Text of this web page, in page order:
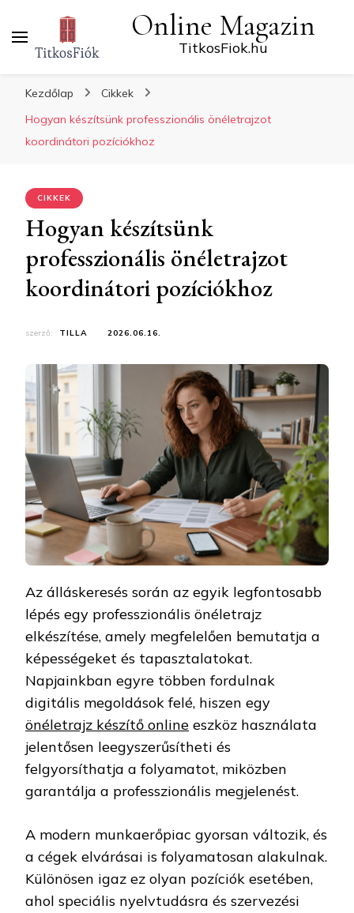
Online Magazin
TitkosFiok.hu
Kezdőlap
Cikkek
Hogyan készítsünk professzionális önéletrajzot
koordinátori pozíciókhoz
CIKKEK
Hogyan készítsünk
professzionális önéletrajzot
koordinátori pozíciókhoz
szerző: TILLA 2026.06.16.
Az álláskeresés során az egyik legfontosabb
lépés egy professzionális önéletrajz
elkészítése, amely megfelelően bemutatja a
képességeket és tapasztalatokat.
Napjainkban egyre többen fordulnak
digitális megoldások felé, hiszen egy
önéletrajz készítő online eszköz használata
jelentősen leegyszerűsítheti és
felgyorsíthatja a folyamatot, miközben
garantálja a professzionális megjelenést.
A modern munkaerőpiac gyorsan változik, és
a cégek elvárásai is folyamatosan alakulnak.
Különösen igaz ez olyan pozíciók esetében,
ahol speciális nyelvtudásra és szervezési